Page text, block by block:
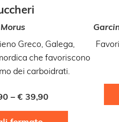
Morus
Greco, Galega,
che favoriscono
dei carboidrati.
– €39,90